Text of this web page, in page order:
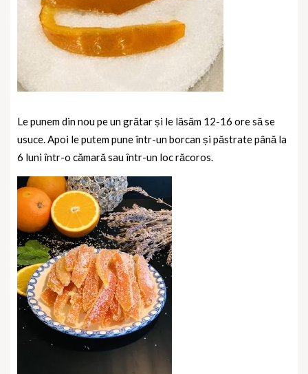
Le punem din nou pe un grătar și le lăsăm 12-16 ore să se
usuce. Apoi le putem pune într-un borcan și păstrate până la
6 luni într-o cămară sau într-un loc răcoros.